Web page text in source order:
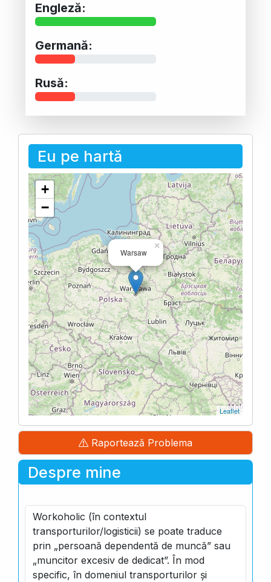
Engleză:
Germană:
Rusă:
Eu pe hartă
Warsaw
×
+
−
Leaflet
Raportează Problema
Despre mine
Workoholic (în contextul
transporturilor/logisticii) se poate traduce
prin „persoană dependentă de muncă” sau
„muncitor excesiv de dedicat”. În mod
specific, în domeniul transporturilor și